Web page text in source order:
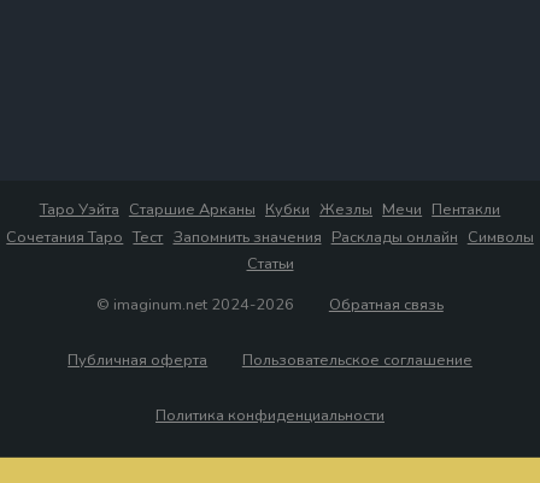
Таро Уэйта Старшие Арканы Кубки Жезлы Мечи Пентакли
Сочетания Таро Тест Запомнить значения Расклады онлайн Символы
Статьи
© imaginum.net 2024-2026
Обратная связь
Публичная оферта Пользовательское соглашение
Политика конфиденциальности